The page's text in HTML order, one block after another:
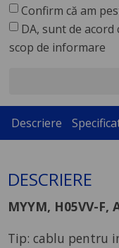
Confirm că am
DA, sunt de acord
scop de informare
Descriere
DESCRIERE
MYYM, H05VV-F,
Tip: cablu pentru